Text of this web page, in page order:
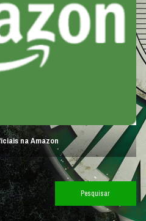
na Amazon
Pesquisar
por: